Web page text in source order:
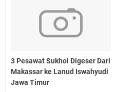
3 Pesawat Sukhoi Digeser Dari
Makassar ke Lanud Iswahyudi
Jawa Timur